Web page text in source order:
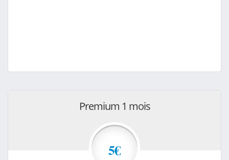
Premium 1 mois
5€